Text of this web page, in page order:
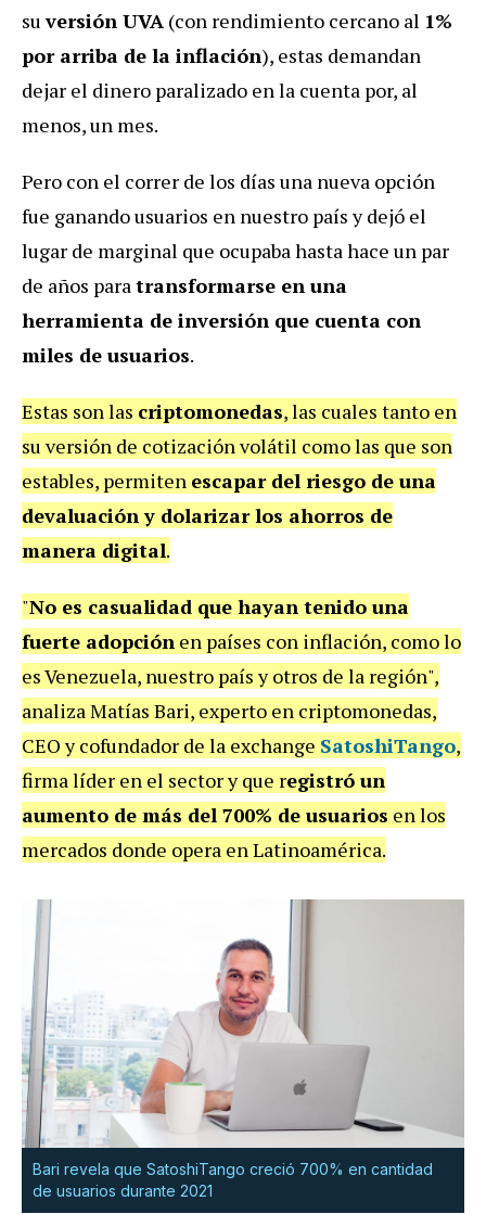
suversión UVA (con rendimiento cercano al 1%
por arriba de la inflación), estas demandan
dejar el dinero paralizado en la cuenta por, al
menos, un mes.
Pero con el correr de los días una nueva opción
fue ganando usuarios en nuestro país y dejó el
lugar de marginal que ocupaba hasta hace un par
de años paratransformarse en una
herramienta de inversión que cuenta con
miles de usuarios.
Estas son las criptomonedas, las cuales tanto en
su versión de cotización volátil como las que son
estables, permiten escapar del riesgo de una
devaluación y dolarizar los ahorros de
manera digital.
"No es casualidad que hayan tenido una
fuerte adopción en países con inflación, como lo
es Venezuela, nuestro país y otros de la región",
analiza Matías Bari, experto en criptomonedas,
CEO y cofundador de la exchange SatoshiTango,
firma líder en el sector y que registró un
aumento de más del 700% de usuarios en los
mercados donde opera en Latinoamérica.
Bari revela que SatoshiTango creció 700% en cantidad
de usuarios durante 2021